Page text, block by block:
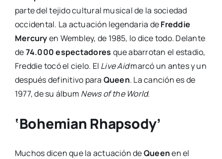
parte del tejido cultural musical de la sociedad
occidental. La actuación legendaria deFreddie
Mercuryen Wembley, de 1985, lo dice todo. Delante
de74.000 espectadores que abarrotan el estadio,
Freddie tocó el cielo. El Live Aidmarcó un antes y un
después definitivo para Queen. La canción es de
1977, de su álbum News of the World.
‘Bohemian Rhapsody’
Muchos dicen que la actuación deQueenen el